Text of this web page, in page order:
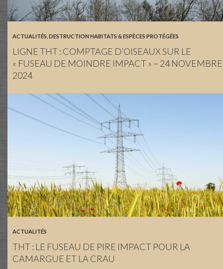
ACTUALITÉS DESTRUCTION HABITATS & ESPÈCES PROTÉGÉES
LIGNE THT : COMPTAGE D’OISEAUX SUR LE
« FUSEAU DE MOINDRE IMPACT » – 24 NOVEMBRE
2024
ACTUALITÉS
THT : LE FUSEAU DE PIRE IMPACT POUR LA
CAMARGUE ET LA CRAU